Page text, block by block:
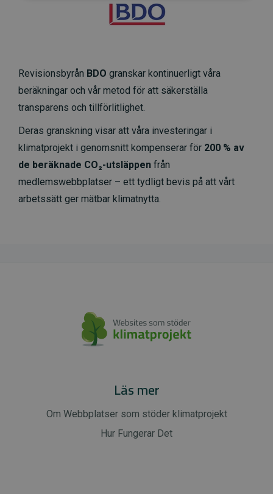
Revisionsbyrån BDO granskar kontinuerligt våra
beräkningar och vår metod för att säkerställa
transparens och tillförlitlighet.
Deras granskning visar att våra investeringar i
klimatprojekt i genomsnitt kompenserar för 200 % av
de beräknade CO₂-utsläppen från
medlemswebbplatser – ett tydligt bevis på att vårt
arbetssätt ger mätbar klimatnytta.
Läs mer
Om Webbplatser som stöder klimatprojekt
Hur Fungerar Det